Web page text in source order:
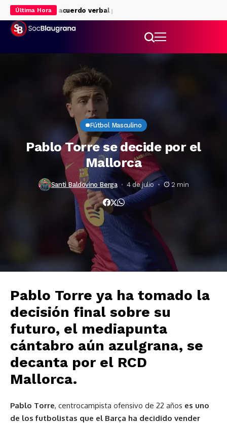
Última Hora
Liverpool: acuerdo verbal para su cesión
Fútbol Masculino
Pablo Torre se decide por el
Mallorca
Santi Baldovino Berga 4 de julio 2 min
Pablo Torre ya ha tomado la
decisión final sobre su
futuro, el mediapunta
cántabro aún azulgrana, se
decanta por el RCD
Mallorca.
Pablo Torre, centrocampista ofensivo de 22 años es uno
de los futbolistas que el Barça ha decidido vender